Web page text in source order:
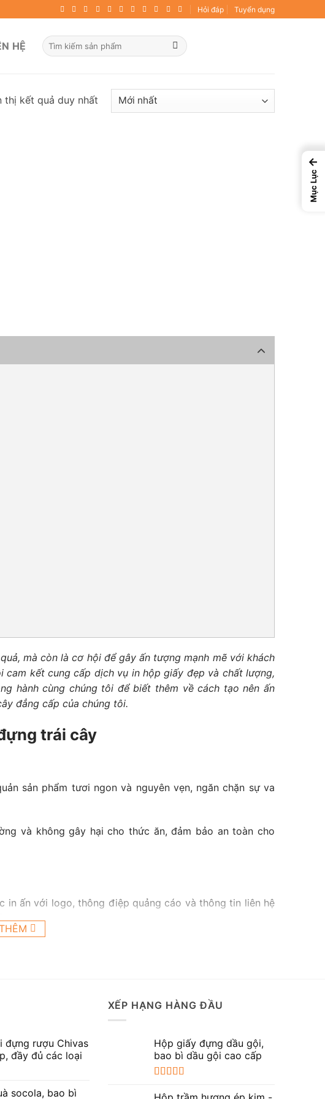
Hỏi đáp Tuyển dụng
HỆ
Tìm
kiếm:
thị kết quả duy nhất
mà còn là cơ hội để gây ấn tượng mạnh mẽ với khách
cam kết cung cấp dịch vụ in hộp giấy đẹp và chất lượng,
hành cùng chúng tôi để biết thêm về cách tạo nên ấn
đẳng cấp của chúng tôi.
trái cây
sản phẩm tươi ngon và nguyên vẹn, ngăn chặn sự va
và không gây hại cho thức ăn, đảm bảo an toàn cho
in ấn với logo, thông điệp quảng cáo và thông tin liên hệ
cao thể hiện sự chuyên nghiệp và sự quan tâm đến
hộp giấy đẹp và chất lượng góp phần xây dựng hình
đựng rượu Chivas
đầy đủ các loại
socola, bao bì
XẾP HẠNG HÀNG ĐẦU
Hộp giấy đựng dầu gội,
bao bì dầu gội cao cấp
hạng 5.005
←
Mục Lục